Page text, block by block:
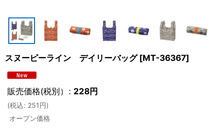
スヌーピーライン デイリーバッグ [MT-36367]
販売価格(税別） : 228円
(税込: 251円)
オープン価格